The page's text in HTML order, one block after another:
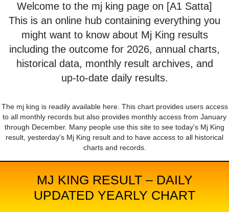
Welcome to the mj king page on [A1 Satta]
This is an online hub containing everything you
might want to know about Mj King results
including the outcome for 2026, annual charts,
historical data, monthly result archives, and
up-to-date daily results.
The mj king is readily available here. This chart provides users access
to all monthly records but also provides monthly access from January
through December. Many people use this site to see today's Mj King
result, yesterday's Mj King result and to have access to all historical
charts and records.
MJ KING RESULT – DAILY
UPDATED YEARLY CHART